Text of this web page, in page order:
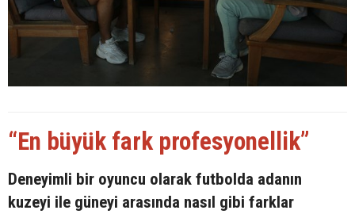
“En büyük fark profesyonellik”
Deneyimli bir oyuncu olarak futbolda adanın
kuzeyi ile güneyi arasında nasıl gibi farklar